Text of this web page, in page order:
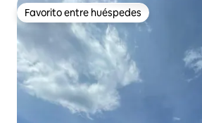
Favorito entre huéspedes
Favorito entre huéspedes